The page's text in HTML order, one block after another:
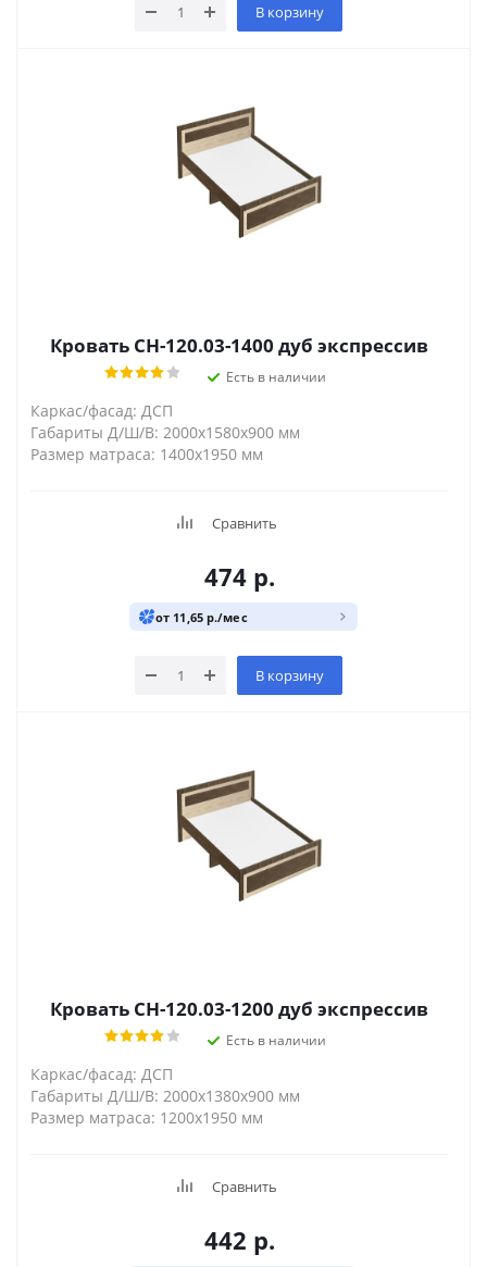
В корзину
Кровать СН-120.03-1400 дуб экспрессив
Есть в наличии
Каркас/фасад: ДСП
Габариты Д/Ш/В: 2000х1580х900 мм
Размер матраса: 1400х1950 мм
Сравнить
474 р.
от 11,65 р./мес
В корзину
Кровать СН-120.03-1200 дуб экспрессив
Есть в наличии
Каркас/фасад: ДСП
Габариты Д/Ш/В: 2000х1380х900 мм
Размер матраса: 1200х1950 мм
Сравнить
442 р.